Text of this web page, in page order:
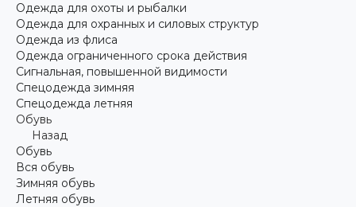
Одежда для охоты и рыбалки
Одежда для охранных и силовых структур
Одежда из флиса
Одежда ограниченного срока действия
Сигнальная, повышенной видимости
Спецодежда зимняя
Спецодежда летняя
Обувь
Назад
Обувь
Вся обувь
Зимняя обувь
Летняя обувь